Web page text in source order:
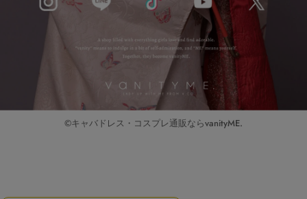
©キャバドレス・コスプレ通販ならvanityME.